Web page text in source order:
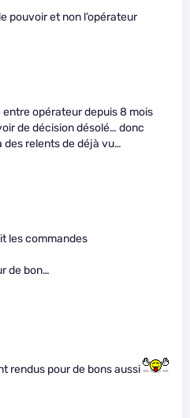
pouvoir et non l’opérateur
opérateur depuis 8 mois
de décision désolé… donc
relents de déjà vu…
les commandes
de bon…
rendus pour de bons aussi